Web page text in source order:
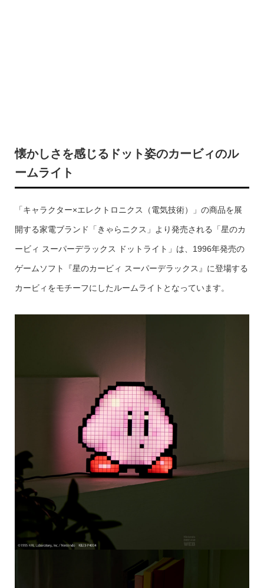
懐かしさを感じるドット姿のカービィのル
ームライト
「キャラクター×エレクトロニクス（電気技術）」の商品を展
開する家電ブランド「きゃらニクス」より発売される「星のカ
ービィ スーパーデラックス ドットライト」は、1996年発売の
ゲームソフト『星のカービィ スーパーデラックス』に登場する
カービィをモチーフにしたルームライトとなっています。